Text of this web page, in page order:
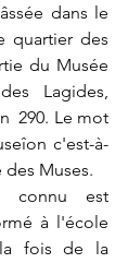
dans le
quartier des
du Musée
Lagides,
290. Le mot
c'est-à-
Muses.
connu est
à l'école
fois de la